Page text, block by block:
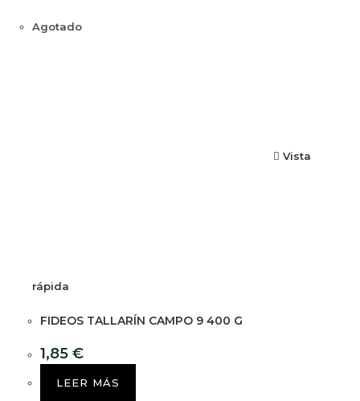
Agotado
Vista
rápida
FIDEOS TALLARÍN CAMPO 9 400 G
1,85 €
LEER MÁS